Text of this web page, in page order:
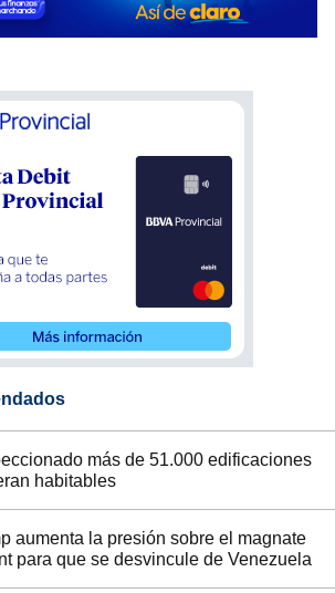
más de 51.000 edificaciones
habitables
aumenta la presión sobre el magnate
para que se desvincule de Venezuela